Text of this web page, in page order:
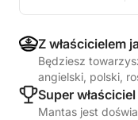
Z właścicielem
Będziesz
angielski, polski,
Super właściciel
Mantas jest